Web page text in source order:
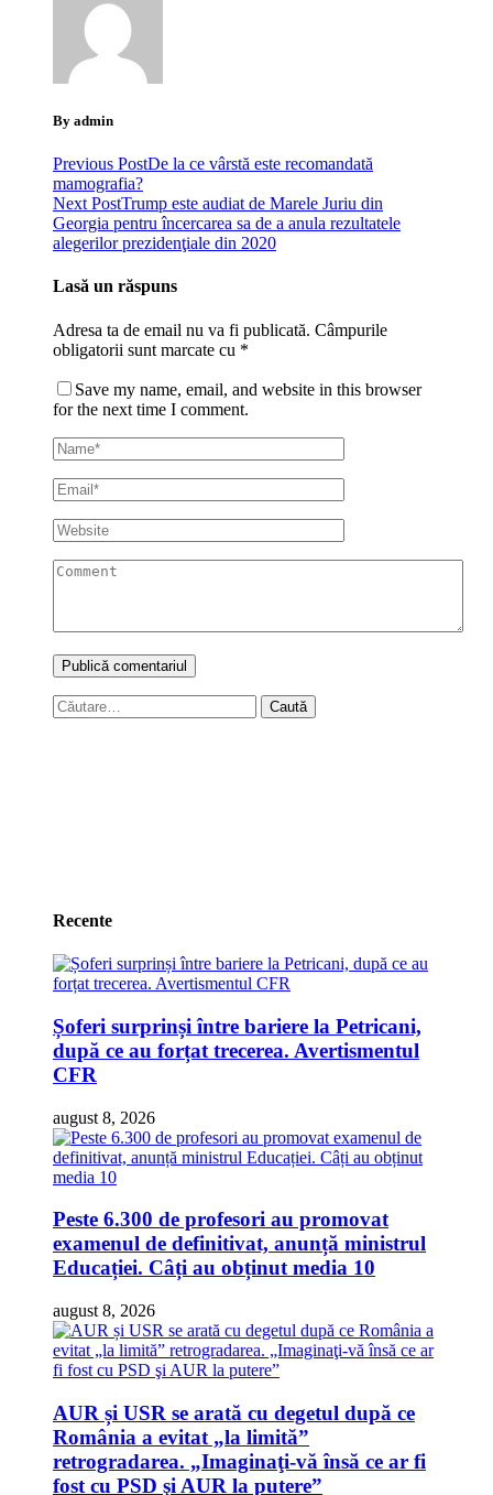
By admin
Previous PostDe la ce vârstă este recomandată
mamografia?
Next PostTrump este audiat de Marele Juriu din
Georgia pentru încercarea sa de a anula rezultatele
alegerilor prezidenţiale din 2020
Lasă un răspuns
Adresa ta de email nu va fi publicată. Câmpurile
obligatorii sunt marcate cu *
Save my name, email, and website in this browser
for the next time I comment.
Caută
după:
Recente
Șoferi surprinși între bariere la Petricani,
după ce au forțat trecerea. Avertismentul
CFR
august 8, 2026
Peste 6.300 de profesori au promovat
examenul de definitivat, anunță ministrul
Educației. Câți au obținut media 10
august 8, 2026
AUR și USR se arată cu degetul după ce
România a evitat „la limită”
retrogradarea. „Imaginaţi-vă însă ce ar fi
fost cu PSD şi AUR la putere”